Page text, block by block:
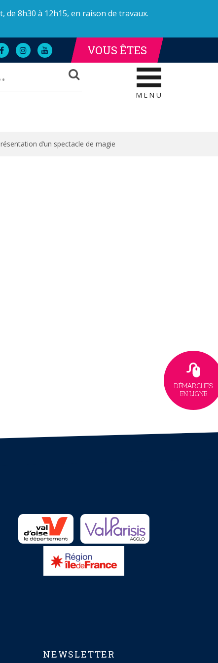
de 8h30 à 12h15, en raison de travaux.
DE LA POLICE
DE LA POLICE
Lien
vers
Facebook
Lien
vers
Instagram
Lien
vers
chaîne
Youtube
VOUS ÊTES
RECHERCHER
MENU
d’un spectacle de magie
NEWSLETTER
DÉMARCHES
EN LIGNE